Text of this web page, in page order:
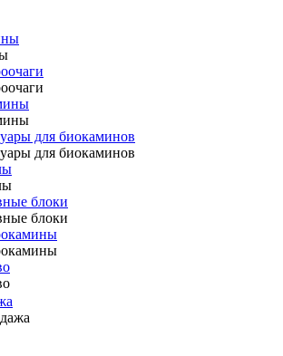
для биокаминов
для биокаминов
блоки
блоки